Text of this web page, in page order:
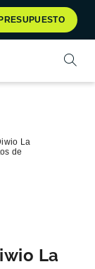
Abrir
La
de
La